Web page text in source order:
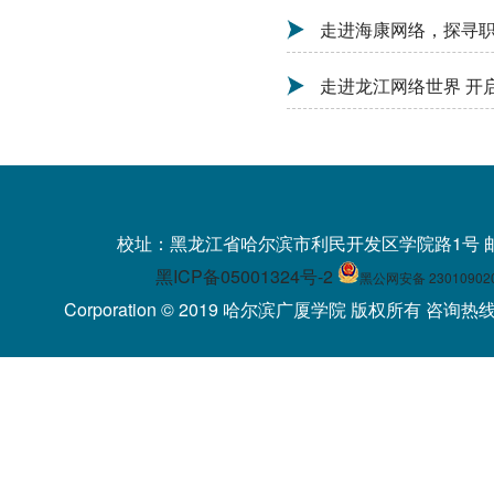
走进海康网络，探寻
走进龙江网络世界 开
校址：黑龙江省哈尔滨市利民开发区学院路1号
黑ICP备05001324号-2
黑公网安备
Corporation © 2019 哈尔滨广厦学院 版权所有 咨询热